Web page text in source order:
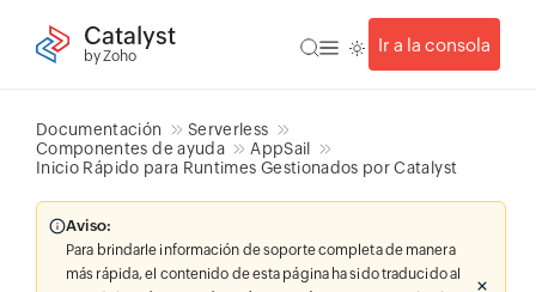
Catalyst
by Zoho
Ir a la consola
Documentación
Serverless
Componentes de ayuda
AppSail
Inicio Rápido para Runtimes Gestionados por Catalyst
Aviso:
Para brindarle información de soporte completa de manera
más rápida, el contenido de esta página ha sido traducido al